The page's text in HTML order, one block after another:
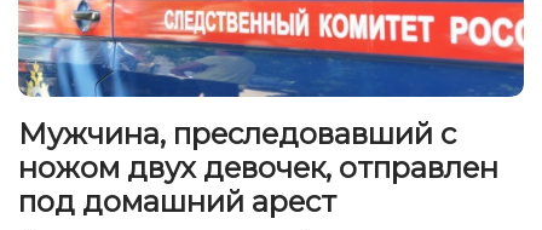
Мужчина, преследовавший с
ножом двух девочек, отправлен
под домашний арест